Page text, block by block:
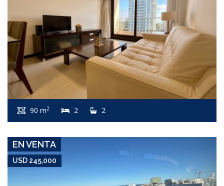
90 m2 2 2
USD 245,000
Apartamento #8243
PENÍNSULA
EN VENTA
USD 245,000